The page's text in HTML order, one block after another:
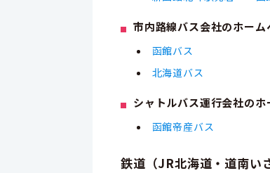
市内路線バス会社のホーム
函館バス
北海道バス
シャトルバス運行会社のホ
函館帝産バス
鉄道（JR北海道・道南い